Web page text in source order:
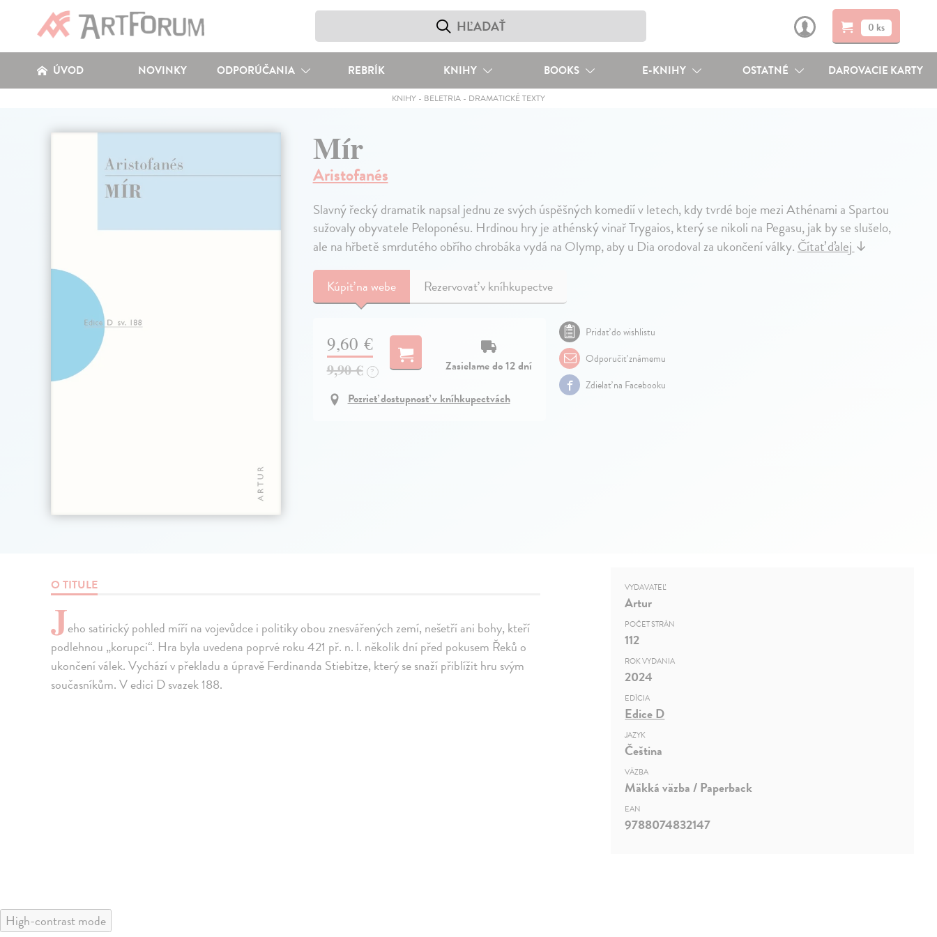
0 ks
ÚVOD NOVINKY ODPORÚČANIA REBRÍK KNIHY BOOKS E-KNIHY OSTATNÉ DAROVACIE KARTY
KNIHY- BELETRIA- DRAMATICKÉ TEXTY
Mír
Aristofanés
Slavný řecký dramatik napsal jednu ze svých úspěšných komedií v letech, kdy tvrdé boje mezi Athénami a Spartou
sužovaly obyvatele Peloponésu. Hrdinou hry je athénský vinař Trygaios, který se nikoli na Pegasu, jak by se slušelo,
ale na hřbetě smrdutého obřího chrobáka vydá na Olymp, aby u Dia orodoval za ukončení války.Čítať ďalej↓
Kúpiťna webe Rezervovať v kníhkupectve
9,60 €
9,90 € ?
Zasielame do 12 dní
Pozrieť dostupnosť v kníhkupectvách
Pridať do wishlistu
Odporučiť známemu
Zdielať na Facebooku
O TITULE
Jeho satirický pohled míří na vojevůdce i politiky obou znesvářených zemí, nešetří ani bohy, kteří
podlehnou „korupci“. Hra byla uvedena poprvé roku 421 př. n. l. několik dní před pokusem Řeků o
ukončení válek. Vychází v překladu a úpravě Ferdinanda Stiebitze, který se snaží přiblížit hru svým
současníkům. V edici D svazek 188.
VYDAVATEĽ
Artur
POČET STRÁN
112
ROK VYDANIA
2024
EDÍCIA
Edice D
JAZYK
Čeština
VÄZBA
Mäkká väzba / Paperback
EAN
9788074832147
High-contrast mode